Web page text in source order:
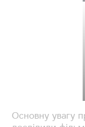
Основну увагу